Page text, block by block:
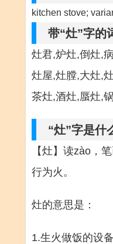
kitchen stove;
带“灶”字的
灶君,炉灶,倒灶,
灶屋,灶膛,大灶,
茶灶,酒灶,蜃灶,
“灶”字是什
【灶】读zào，
行为火。
灶的意思是：
1.生火做饭的设